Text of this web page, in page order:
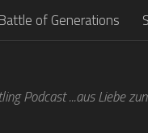
Battle of Generations
Podcast ...aus Liebe